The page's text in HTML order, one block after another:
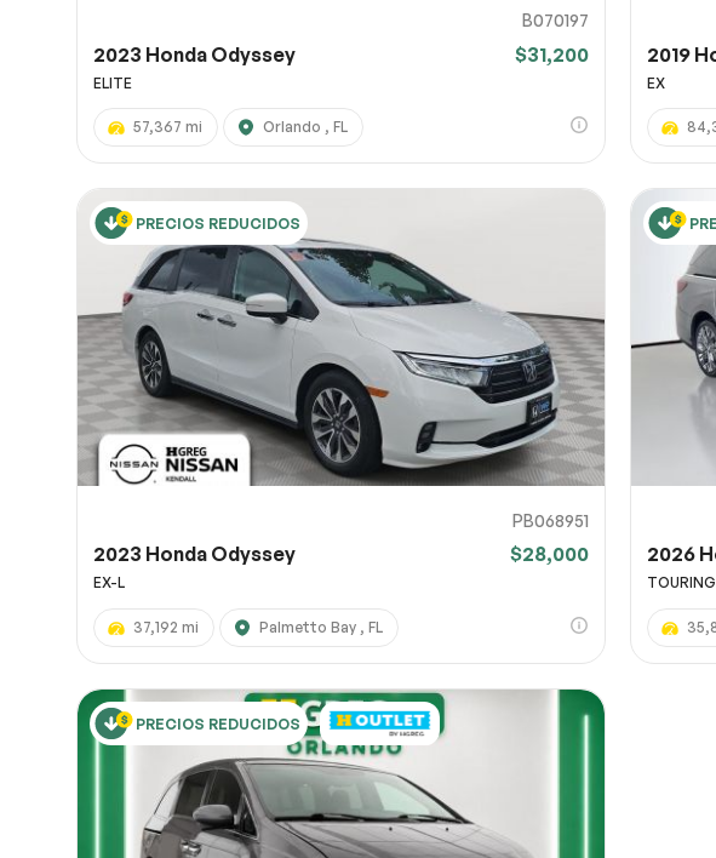
B070197
2023 Honda Odyssey $31,200
ELITE
57,367 mi Orlando , FL
2019
EX
PRECIOS REDUCIDOS
PB068951
2023 Honda Odyssey $28,000
EX-L
37,192 mi Palmetto Bay , FL
2026
TOURING
PRECIOS REDUCIDOS